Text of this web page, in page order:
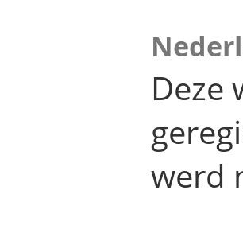
Deze
werd